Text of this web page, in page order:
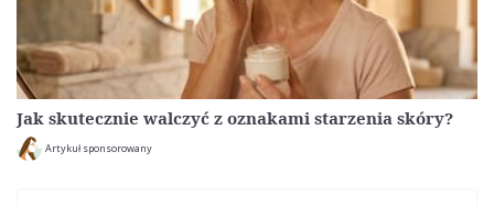
Jak skutecznie walczyć z oznakami starzenia skóry?
Artykuł sponsorowany